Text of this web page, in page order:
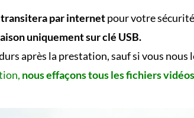
par internetpour votre
uniquement sur clé USB.
après la prestation, sauf si vous
nous effaçons tous les fichiers